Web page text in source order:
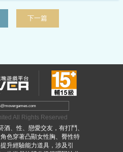
下一篇
All Rights Reserved
、性、戀愛交友，有打鬥、
色穿著凸顯女性胸、臀性特
升經驗能力道具，涉及引